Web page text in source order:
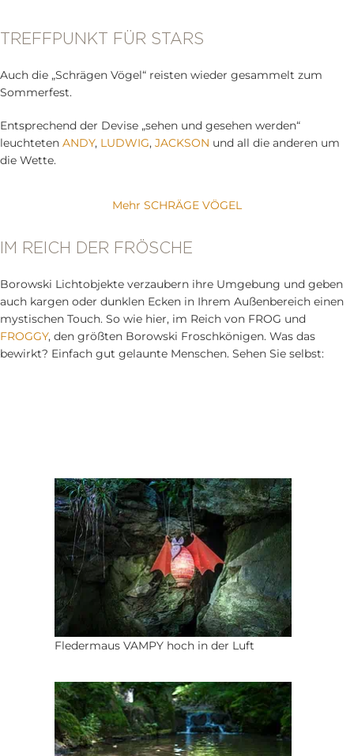
TREFFPUNKT FÜR STARS
Auch die „Schrägen Vögel“ reisten wieder gesammelt zum
Sommerfest.
Entsprechend der Devise „sehen und gesehen werden“
leuchteten ANDY, LUDWIG, JACKSON und all die anderen um
die Wette.
Mehr SCHRÄGE VÖGEL
IM REICH DER FRÖSCHE
Borowski Lichtobjekte verzaubern ihre Umgebung und geben
auch kargen oder dunklen Ecken in Ihrem Außenbereich einen
mystischen Touch. So wie hier, im Reich von FROG und
FROGGY, den größten Borowski Froschkönigen. Was das
bewirkt? Einfach gut gelaunte Menschen. Sehen Sie selbst:
Fledermaus VAMPY hoch in der Luft